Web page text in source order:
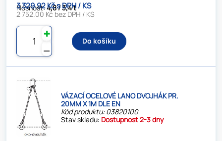
Nosnost:4,8 / 3,4 t
3 329.92 Kč s DPH / KS
2 752.00 Kč bez DPH / KS
⚊
✚
Do košíku
VÁZACÍ OCELOVÉ LANO DVOJHÁK PR.
20MM X 1M DLE EN
Kód produktu: 03820100
Stav skladu: Dostupnost 2-3 dny